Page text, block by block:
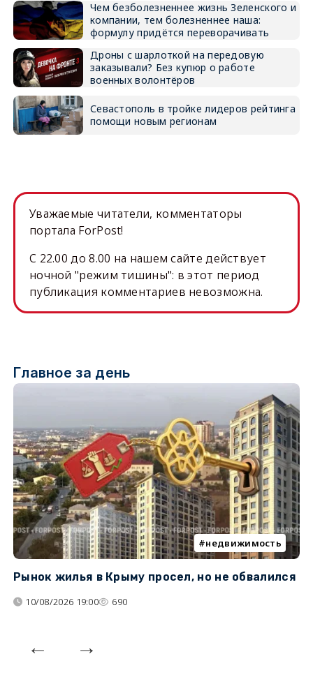
Чем безболезненнее жизнь Зеленского и
компании, тем болезненнее наша:
формулу придётся переворачивать
Дроны с шарлоткой на передовую
заказывали? Без купюр о работе
военных волонтёров
Севастополь в тройке лидеров рейтинга
помощи новым регионам
Уважаемые читатели, комментаторы
портала ForPost!
C 22.00 до 8.00 на нашем сайте действует
ночной "режим тишины": в этот период
публикация комментариев невозможна.
Главное за день
недвижимость
Рынок жилья в Крыму просел, но не обвалился
10/08/2026 19:00 690